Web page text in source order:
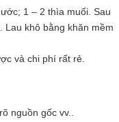
1 – 2 thìa muối. Sau
Lau khô bằng khăn mềm
và chi phí rất rẻ.
nguồn gốc vv..